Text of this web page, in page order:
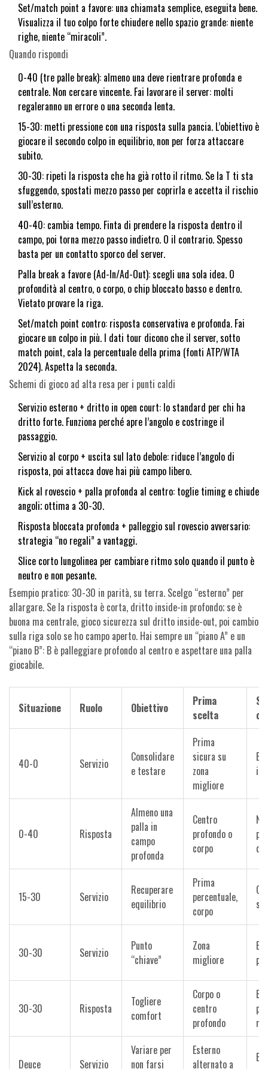
Set/match point a favore: una chiamata semplice, eseguita bene.
Visualizza il tuo colpo forte chiudere nello spazio grande: niente
righe, niente “miracoli”.
Quando rispondi
0-40 (tre palle break): almeno una deve rientrare profonda e
centrale. Non cercare vincente. Fai lavorare il server: molti
regaleranno un errore o una seconda lenta.
15-30: metti pressione con una risposta sulla pancia. L’obiettivo è
giocare il secondo colpo in equilibrio, non per forza attaccare
subito.
30-30: ripeti la risposta che ha già rotto il ritmo. Se la T ti sta
sfuggendo, spostati mezzo passo per coprirla e accetta il rischio
sull’esterno.
40-40: cambia tempo. Finta di prendere la risposta dentro il
campo, poi torna mezzo passo indietro. O il contrario. Spesso
basta per un contatto sporco del server.
Palla break a favore (Ad-In/Ad-Out): scegli una sola idea. O
profondità al centro, o corpo, o chip bloccato basso e dentro.
Vietato provare la riga.
Set/match point contro: risposta conservativa e profonda. Fai
giocare un colpo in più. I dati tour dicono che il server, sotto
match point, cala la percentuale della prima (fonti ATP/WTA
2024). Aspetta la seconda.
Schemi di gioco ad alta resa per i punti caldi
Servizio esterno + dritto in open court: lo standard per chi ha
dritto forte. Funziona perché apre l’angolo e costringe il
passaggio.
Servizio al corpo + uscita sul lato debole: riduce l’angolo di
risposta, poi attacca dove hai più campo libero.
Kick al rovescio + palla profonda al centro: toglie timing e chiude
angoli; ottima a 30-30.
Risposta bloccata profonda + palleggio sul rovescio avversario:
strategia “no regali” a vantaggi.
Slice corto lungolinea per cambiare ritmo solo quando il punto è
neutro e non pesante.
Esempio pratico: 30-30 in parità, su terra. Scelgo “esterno” per
allargare. Se la risposta è corta, dritto inside-in profondo; se è
buona ma centrale, gioco sicurezza sul dritto inside-out, poi cambio
sulla riga solo se ho campo aperto. Hai sempre un “piano A” e un
“piano B”: B è palleggiare profondo al centro e aspettare una palla
giocabile.
Situazione Ruolo Obiettivo
Prima
scelta
40-0 Servizio
Consolidare
e testare
Prima
sicura su
zona
migliore
in
0-40 Risposta
Almeno una
palla in
campo
profonda
Centro
profondo o
corpo
15-30 Servizio
Recuperare
equilibrio
Prima
percentuale,
corpo
30-30 Servizio
Punto
“chiave”
Zona
migliore
30-30 Risposta
Togliere
comfort
Corpo o
centro
profondo
Deuce Servizio
Variare per
non farsi
Esterno
alternato a